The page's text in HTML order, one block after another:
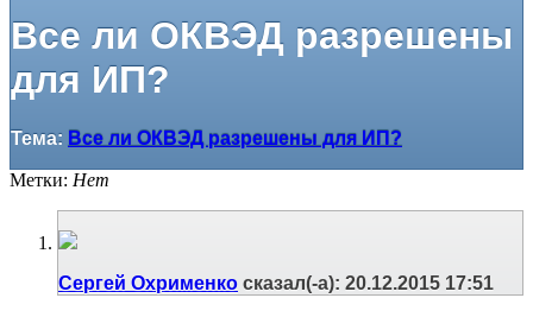
Все ли ОКВЭД разрешены
для ИП?
Тема: Все ли ОКВЭД разрешены для ИП?
Метки: Нет
Сергей Охрименко сказал(-а): 20.12.2015 17:51